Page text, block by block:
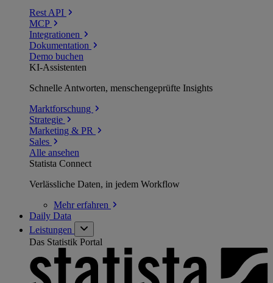
Rest API
MCP
Integrationen
Dokumentation
Demo buchen
KI-Assistenten
Schnelle Antworten, menschengeprüfte Insights
Marktforschung
Strategie
Marketing & PR
Sales
Alle ansehen
Statista Connect
Verlässliche Daten, in jedem Workflow
Mehrerfahren
Daily Data
Leistungen
Das Statistik Portal